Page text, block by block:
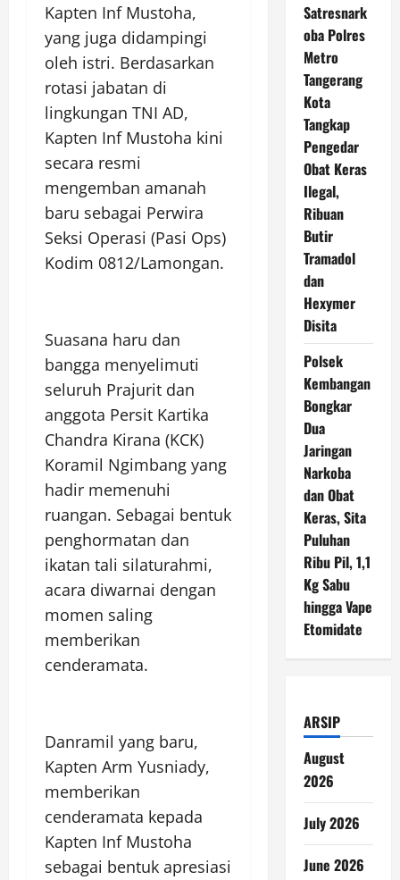
Kapten Inf Mustoha,
yang juga didampingi
oleh istri. Berdasarkan
rotasi jabatan di
lingkungan TNI AD,
Kapten Inf Mustoha kini
secara resmi
mengemban amanah
baru sebagai Perwira
Seksi Operasi (Pasi Ops)
Kodim 0812/Lamongan.
Suasana haru dan
bangga menyelimuti
seluruh Prajurit dan
anggota Persit Kartika
Chandra Kirana (KCK)
Koramil Ngimbang yang
hadir memenuhi
ruangan. Sebagai bentuk
penghormatan dan
ikatan tali silaturahmi,
acara diwarnai dengan
momen saling
memberikan
cenderamata.
Danramil yang baru,
Kapten Arm Yusniady,
memberikan
cenderamata kepada
Kapten Inf Mustoha
sebagai bentuk apresiasi
Satresnark
oba Polres
Metro
Tangerang
Kota
Tangkap
Pengedar
Obat Keras
Ilegal,
Ribuan
Butir
Tramadol
dan
Hexymer
Disita
Polsek
Kembangan
Bongkar
Dua
Jaringan
Narkoba
dan Obat
Keras, Sita
Puluhan
Ribu Pil, 1,1
Kg Sabu
hingga Vape
Etomidate
ARSIP
August
2026
July 2026
June 2026